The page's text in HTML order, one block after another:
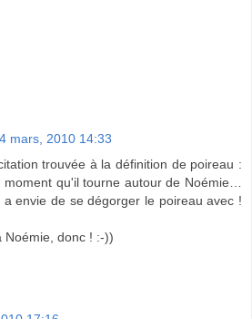
mars, 2010 14:33
trouvée à la définition de poireau :
moment qu'il tourne autour de Noémie…
envie de se dégorger le poireau avec !
Noémie, donc ! :-))